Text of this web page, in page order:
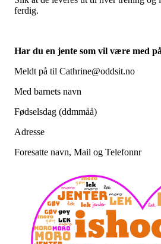
ferdig.
Har du en jente som vil være med
Meldt på til Cathrine@oddsit.no
Med barnets navn
Fødselsdag (ddmmåå)
Adresse
Foresatte navn, Mail og Telefonnr